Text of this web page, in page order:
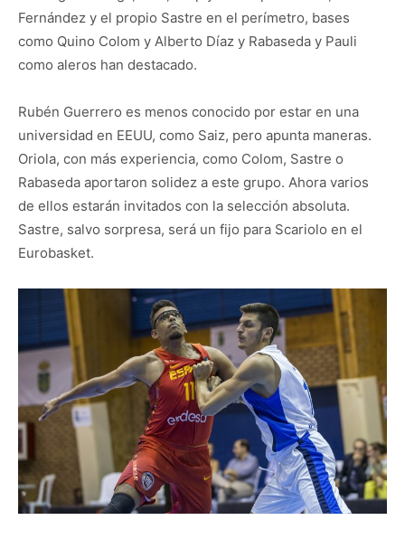
Fernández y el propio Sastre en el perímetro, bases
como Quino Colom y Alberto Díaz y Rabaseda y Pauli
como aleros han destacado.
Rubén Guerrero es menos conocido por estar en una
universidad en EEUU, como Saiz, pero apunta maneras.
Oriola, con más experiencia, como Colom, Sastre o
Rabaseda aportaron solidez a este grupo. Ahora varios
de ellos estarán invitados con la selección absoluta.
Sastre, salvo sorpresa, será un fijo para Scariolo en el
Eurobasket.